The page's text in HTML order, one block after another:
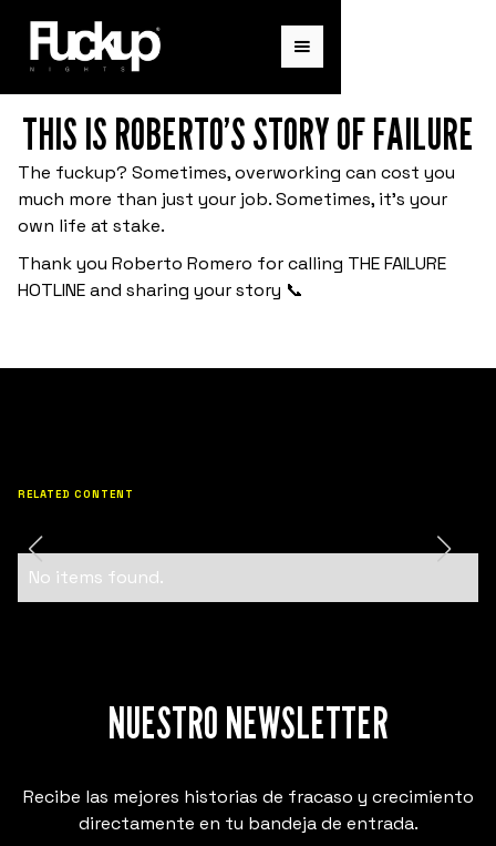
¡ENTÉRATE DE NUESTROS
PRÓXIMOS EVENTOS!
Únete a nuestra red para recibir actualizaciones
de eventos locales e historias exclusivas de
THIS IS ROBERTO’S STORY OF FAILURE
The fuckup? Sometimes, overworking can cost you
much more than just your job. Sometimes, it’s your
own life at stake.
Thank you Roberto Romero for calling THE FAILURE
HOTLINE and sharing your story 📞
RELATED CONTENT
No items found.
NUESTRO NEWSLETTER
Recibe las mejores historias de fracaso y crecimiento
directamente en tu bandeja de entrada.